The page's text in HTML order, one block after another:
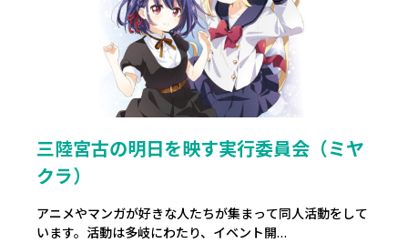
三陸宮古の明日を映す実行委員会（ミヤ
クラ）
アニメやマンガが好きな人たちが集まって同人活動をして
います。活動は多岐にわたり、イベント開…